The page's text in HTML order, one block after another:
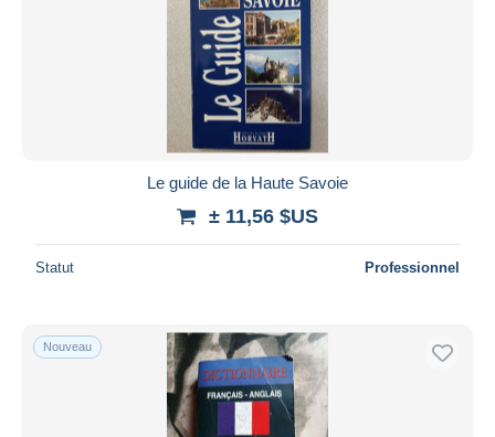
Le guide de la Haute Savoie
± 11,56 $US
Statut Professionnel
Nouveau